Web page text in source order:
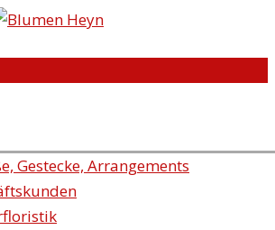
Gestecke, Arrangements